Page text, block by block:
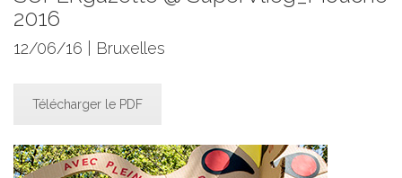
2016
12/06/16 | Bruxelles
Télécharger le PDF